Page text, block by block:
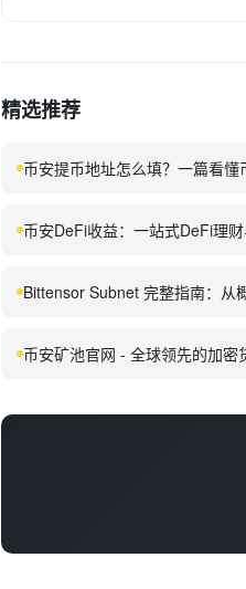
精选推荐
币安提币地址怎么填？一篇看
币安DeFi收益：一站式DeFi理
Bittensor Subnet 完整指南：从
币安矿池官网 - 全球领先的加密